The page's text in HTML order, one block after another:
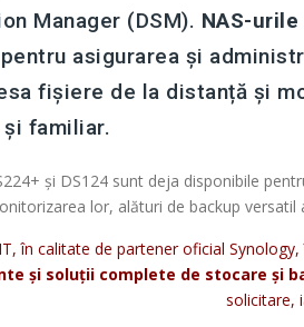
Manager (DSM). NAS-urile
asigurarea și
fișiere de la distanță și
familiar.
și DS124 sunt deja disponibile
lor, alături de backup versatil
în calitate de partener oficial
și soluții complete de stocare și
solicitare,